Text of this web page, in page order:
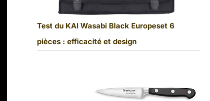
Test du KAI Wasabi Black Europeset 6
pièces : efficacité et design